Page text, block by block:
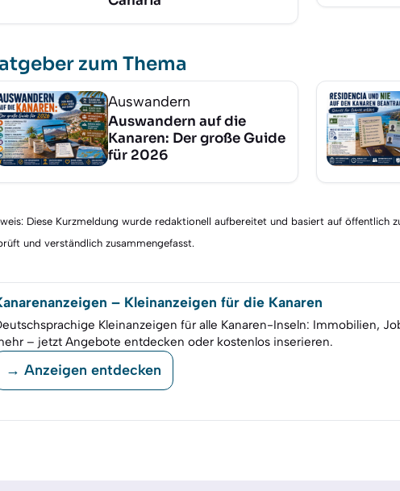
zum Thema
Auswandern
Auswandern auf die
Kanaren: Der große Guide
für 2026
Diese Kurzmeldung wurde redaktionell aufbereitet und basiert auf öffentlich
und verständlich zusammengefasst.
– Kleinanzeigen für die Kanaren
Kleinanzeigen für alle Kanaren-Inseln: Immobilien,
– jetzt Angebote entdecken oder kostenlos inserieren.
→ Anzeigen entdecken